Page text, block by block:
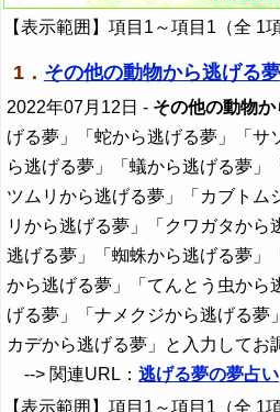
【表示範囲】項目1～項目1（全 1
1． その他の動物から逃げる夢
2022年07月12日 - その他の動物
げる夢」「蛇から逃げる夢」「サ
ら逃げる夢」「蟻から逃げる夢」
ツムリから逃げる夢」「カブトム
リから逃げる夢」「クワガタから
逃げる夢」「蜘蛛から逃げる夢」
から逃げる夢」「てんとう虫から
げる夢」「ナメクジから逃げる夢
カデから逃げる夢」と入力してお
--> 関連URL：逃げる夢の夢占い
【表示範囲】項目1～項目1（全 1